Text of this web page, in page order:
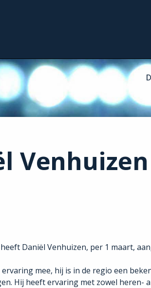
Daniël Venhuizen, per 1 maart,
mee, hij is in de regio een
Hij heeft ervaring met zowel heren-